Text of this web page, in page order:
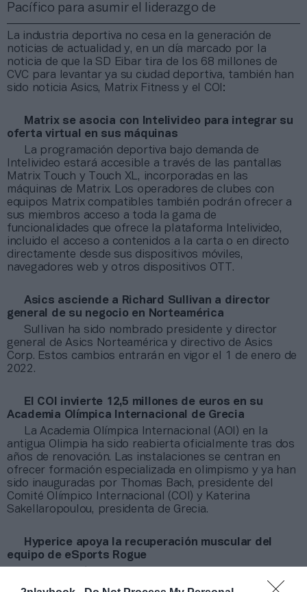
Pacífico para asumir el liderazgo de
La industria deportiva no cesa en la generación de
noticias de actualidad y, en un día marcado por la
noticia de que la SD Eibar tira de los 68 millones de
CVC para levantar ya su ciudad deportiva, también han
sido noticia Asics, Matrix Fitness y el COI:
Matrix se asocia con Intelivideo para integrar su
oferta virtual en sus máquinas
La programación deportiva bajo demanda de
Intelivideo estará accesible a través de las pantallas
Matrix Touch y Touch XL, incorporadas en las
máquinas de Matrix. Los operadores de clubes con
equipos Matrix compatibles también podrán ofrecer a
sus miembros acceso a toda la gama de
funcionalidades que ofrece la plataforma Intelivideo,
incluido el acceso a contenidos a la carta o en directo
directamente desde sus dispositivos móviles,
navegadores web y otros dispositivos OTT.
Asics asciende a Richard Sullivan a director
general de su negocio en Norteamérica
Sullivan ha sido nombrado presidente y director
general de Asics Norteamérica y directivo de Asics
Corp. Estos cambios entrarán en vigor el 1 de enero de
2022.
El COI invierte 12,5 millones de euros en su
Academia Olímpica Internacional de Grecia
La Academia Olímpica Internacional (AOI) en la
antigua Olimpia ha sido reabierta oficialmente tras dos
años de renovación. Las instalaciones se centran en
ofrecer formación especializada en olimpismo y ya han
sido inauguradas por Thomas Bach, presidente del
Comité Olímpico Internacional (COI) y Katerina
Sakellaropoulou, presidenta de Grecia.
Hyperice apoya la recuperación muscular del
equipo de eSports Rogue